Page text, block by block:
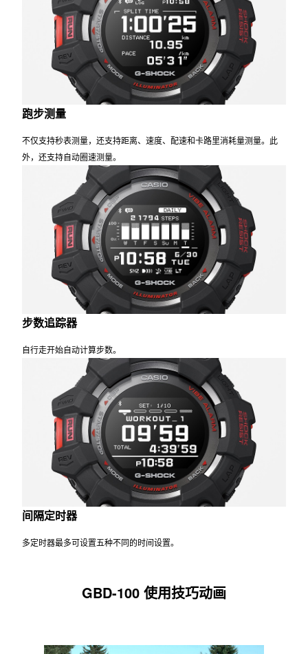
跑步测量
不仅支持秒表测量，还支持距离、速度、配速和卡路里消耗量测量。此
外，还支持自动圈速测量。
步数追踪器
自行走开始自动计算步数。
间隔定时器
多定时器最多可设置五种不同的时间设置。
GBD-100 使用技巧动画